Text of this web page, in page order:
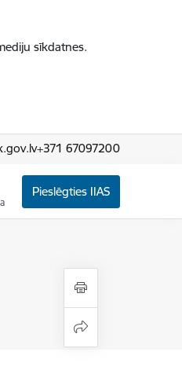
sīkdatnes.
+371 67097200
Pieslēgties IIAS